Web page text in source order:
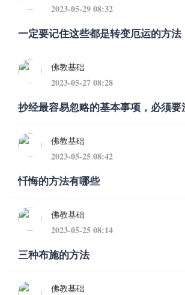
2023-05-29 08:32
一定要记住这些都是转变厄运的方法
佛教基础
2023-05-27 08:28
抄经最容易忽略的基本事项，必须要
佛教基础
2023-05-25 08:42
忏悔的方法有哪些
佛教基础
2023-05-25 08:14
三种布施的方法
佛教基础